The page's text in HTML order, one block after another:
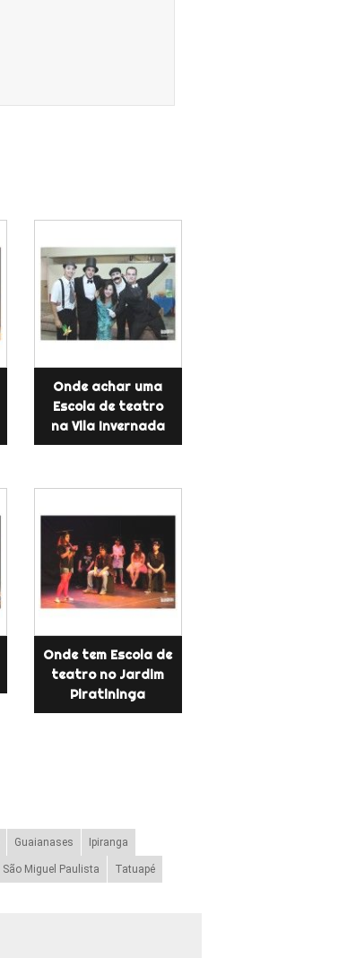
Onde achar uma
Escola de teatro
na Vila Invernada
Onde tem Escola de
teatro no Jardim
Piratininga
Guaianases Ipiranga
São Miguel Paulista Tatuapé